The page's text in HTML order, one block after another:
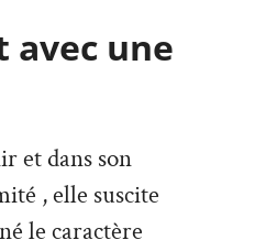
une
et dans son
, elle suscite
le caractère